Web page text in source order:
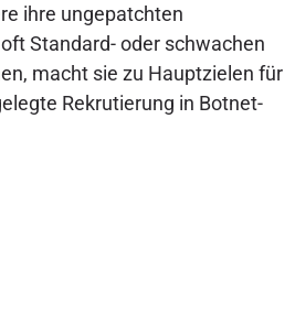
ihre ungepatchten
Standard- oder schwachen
macht sie zu Hauptzielen für
Rekrutierung in Botnet-